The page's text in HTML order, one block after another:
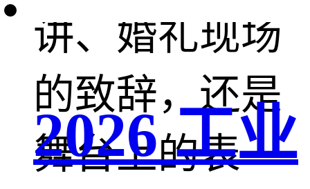
讲、婚礼现场
的致辞，还是
舞台上的表
2026 工业